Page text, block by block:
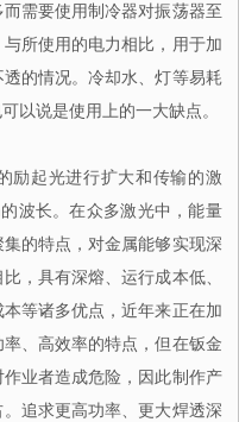
需要使用制冷器对振荡器至
所使用的电力相比，用于加
的情况。冷却水、灯等易耗
以说是使用上的一大缺点。
励起光进行扩大和传输的激
波长。在众多激光中，能量
的特点，对金属能够实现深
，具有深熔、运行成本低、
等诸多优点，近年来正在加
、高效率的特点，但在钣金
业者造成危险，因此制作产
追求更高功率、更大焊透深